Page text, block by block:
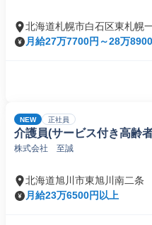
北海道札幌市白石区東札幌
月給27万7700円～28万
NEW 正社員
介護員(サービス付き高齢
株式会社 至誠
北海道旭川市東旭川南二条
月給23万6500円以上